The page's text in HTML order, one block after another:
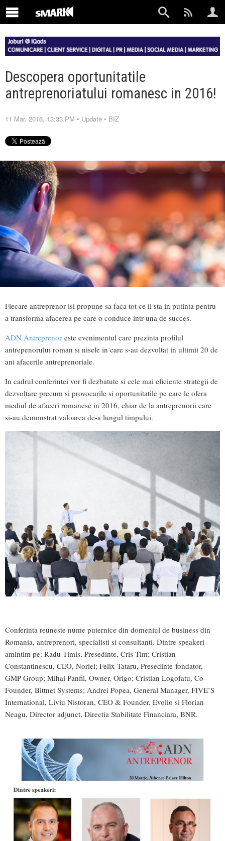
Descopera oportunitatile
antreprenoriatului romanesc in 2016!
11 Mar. 2016, 13:33 PM • Update • BIZ
Fiecare antreprenor isi propune sa faca tot ce ii sta in putinta pentru
a transforma afacerea pe care o conduce intr-una de succes.
ADN Antreprenor este evenimentul care prezinta profilul
antrepenorului roman si nisele in care s-au dezvoltat in ultimii 20 de
ani afacerile antreprenoriale.
In cadrul conferintei vor fi dezbatute si cele mai eficiente strategii de
dezvoltare precum si provocarile si oportunitatile pe care le ofera
mediul de afaceri romanesc in 2016, chiar de la antreprenorii care
si-au demonstrat valoarea de-a lungul timpului.
Conferinta reuneste nume puternice din domeniul de business din
Romania, antreprenori, specialisti si consultanti. Dintre speakeri
amintim pe: Radu Timis, Presedinte, Cris Tim; Cristian
Constantinescu, CEO, Noriel; Felix Tataru, Presedinte-fondator,
GMP Group; Mihai Panfil, Owner, Origo; Cristian Logofatu, Co-
Founder, Bittnet Systems; Andrei Popea, General Manager, FIVE’S
International, Liviu Nistoran, CEO & Founder, Evolio si Florian
Neagu, Director adjunct, Directia Stabilitate Financiara, BNR.